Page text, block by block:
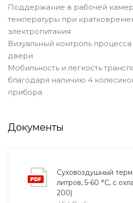
Поддержание в рабочей
температуры при
электропитания
Визуальный контроль процесса
двери
Мобильность и легкость
благодаря наличию 4
прибора
Документы
Суховоздушный
литров, 5-60 °С, с
200)